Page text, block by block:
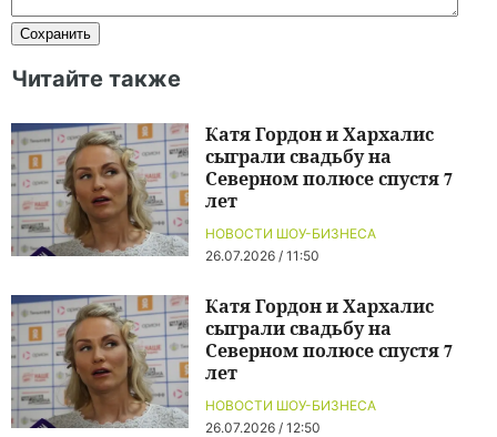
Читайте также
НОВОСТИ ШОУ-БИЗНЕСА
26.07.2026 / 11:50
Катя Гордон и Хархалис
сыграли свадьбу на
Северном полюсе спустя 7
лет
НОВОСТИ ШОУ-БИЗНЕСА
26.07.2026 / 12:50
Катя Гордон и Хархалис
сыграли свадьбу на
Северном полюсе спустя 7
лет